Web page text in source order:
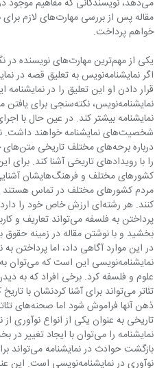
خواهم پرداخت.
اگر نمایشنامه‌نویس به
را با رویدادهای تاریخی آشنا کند.
تئاتر می‌تواند برای آشنا کردنشان
تاریخی به عنوان یکی از انواع نوآوری